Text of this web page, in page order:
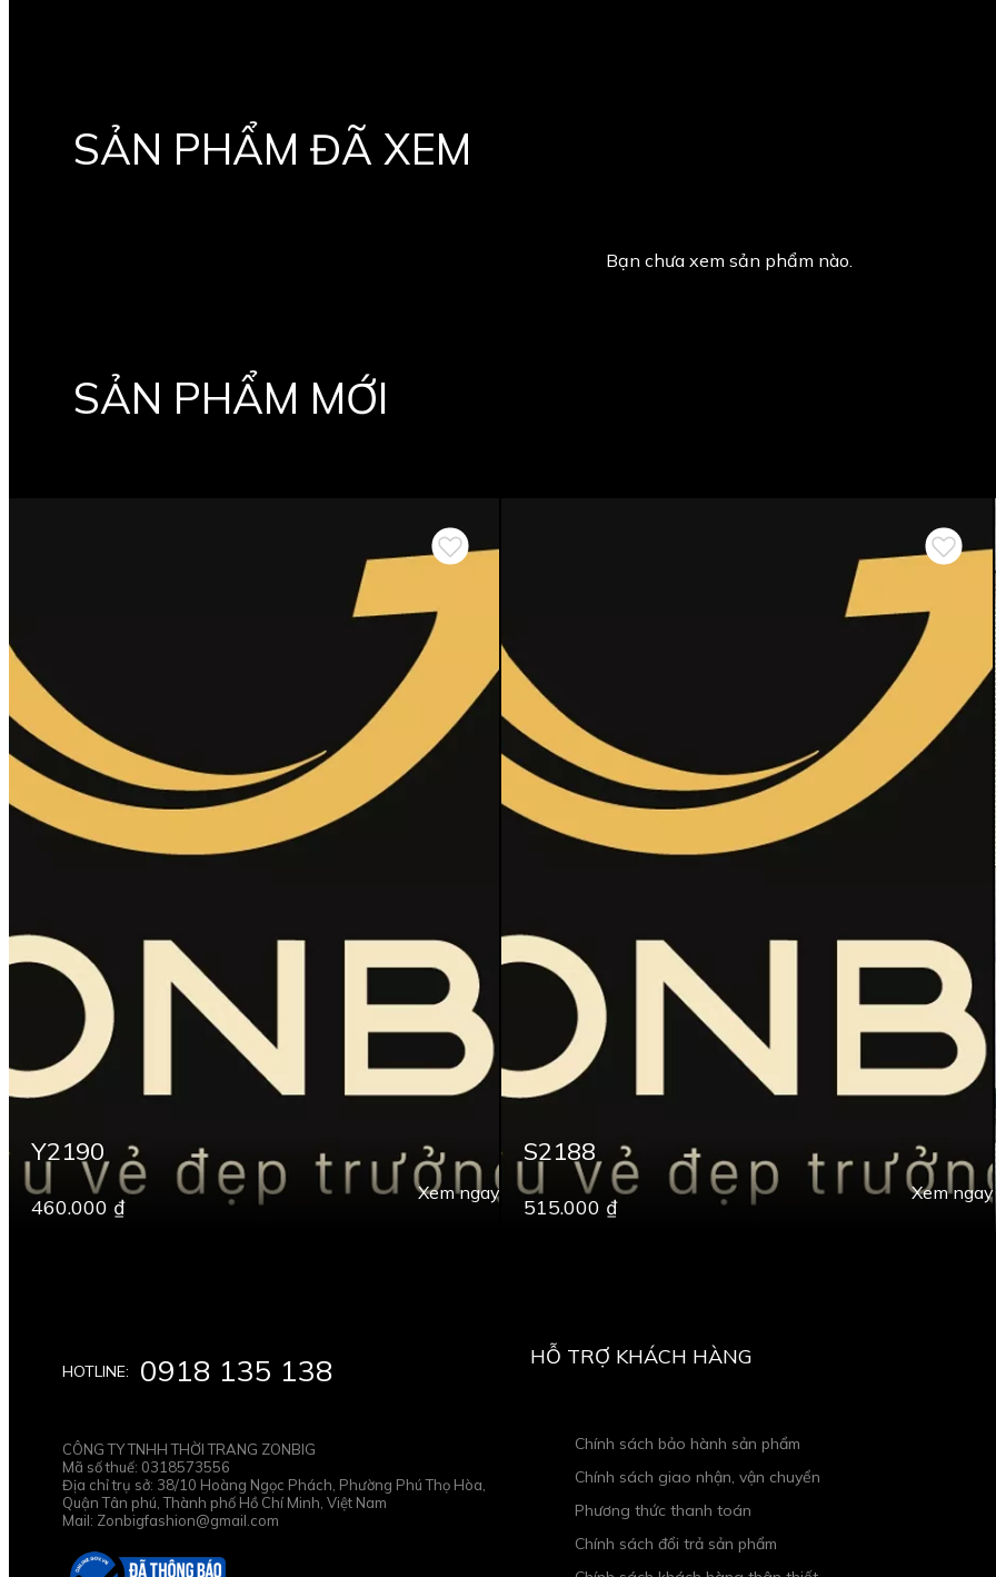
SẢN PHẨM ĐÃ XEM
Bạn chưa xem sản phẩm nào.
SẢN PHẨM MỚI
460.000 ₫
Xem ngay
Y2190
515.000 ₫
Xem ngay
S2188
HOTLINE: 0918 135 138
CÔNG TY TNHH THỜI TRANG ZONBIG
Mã số thuế: 0318573556
Địa chỉ trụ sở: 38/10 Hoàng Ngọc Phách, Phường Phú Thọ Hòa,
Quận Tân phú, Thành phố Hồ Chí Minh, Việt Nam
Mail: Zonbigfashion@gmail.com
HỖ TRỢ KHÁCH HÀNG
Chính sách bảo hành sản phẩm
Chính sách giao nhận, vận chuyển
Phương thức thanh toán
Chính sách đổi trả sản phẩm